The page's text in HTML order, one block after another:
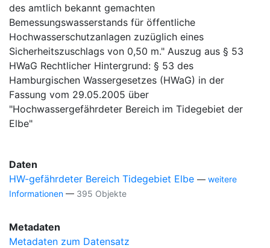
des amtlich bekannt gemachten
Bemessungswasserstands für öffentliche
Hochwasserschutzanlagen zuzüglich eines
Sicherheitszuschlags von 0,50 m." Auszug aus § 53
HWaG Rechtlicher Hintergrund: § 53 des
Hamburgischen Wassergesetzes (HWaG) in der
Fassung vom 29.05.2005 über
"Hochwassergefährdeter Bereich im Tidegebiet der
Elbe"
Daten
HW-gefährdeter Bereich Tidegebiet Elbe — weitere
Informationen — 395 Objekte
Metadaten
Metadaten zum Datensatz